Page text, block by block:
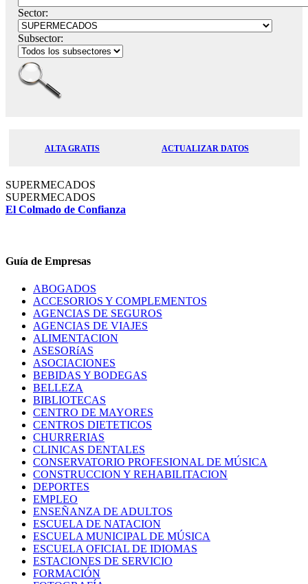
Sector:
Subsector:
ALTA GRATIS ACTUALIZAR DATOS
SUPERMECADOS
SUPERMECADOS
El Colmado de Confianza
Guía de Empresas
ABOGADOS
ACCESORIOS Y COMPLEMENTOS
AGENCIAS DE SEGUROS
AGENCIAS DE VIAJES
ALIMENTACION
ASESORíAS
ASOCIACIONES
BEBIDAS Y BODEGAS
BELLEZA
BIBLIOTECAS
CENTRO DE MAYORES
CENTROS DIETETICOS
CHURRERIAS
CLINICAS DENTALES
CONSERVATORIO PROFESIONAL DE MÚSICA
CONSTRUCCION Y REHABILITACION
DEPORTES
EMPLEO
ENSEÑANZA DE ADULTOS
ESCUELA DE NATACION
ESCUELA MUNICIPAL DE MÚSICA
ESCUELA OFICIAL DE IDIOMAS
ESTACIONES DE SERVICIO
FORMACIÓN